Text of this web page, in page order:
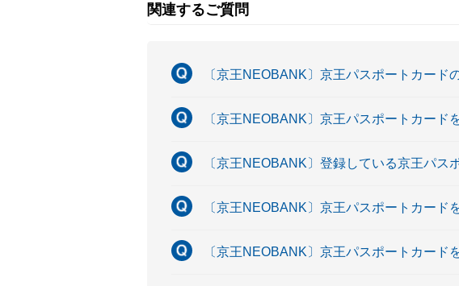
関連するご質問
〔京王NEOBANK〕京王パスポートカード
〔京王NEOBANK〕京王パスポートカード
〔京王NEOBANK〕登録している京王パス
〔京王NEOBANK〕京王パスポートカー
〔京王NEOBANK〕京王パスポートカー